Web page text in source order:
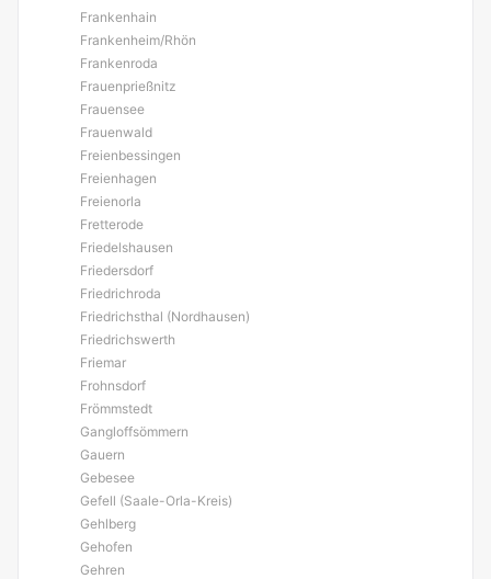
Frankenhain
Frankenheim/Rhön
Frankenroda
Frauenprießnitz
Frauensee
Frauenwald
Freienbessingen
Freienhagen
Freienorla
Fretterode
Friedelshausen
Friedersdorf
Friedrichroda
Friedrichsthal (Nordhausen)
Friedrichswerth
Friemar
Frohnsdorf
Frömmstedt
Gangloffsömmern
Gauern
Gebesee
Gefell (Saale-Orla-Kreis)
Gehlberg
Gehofen
Gehren